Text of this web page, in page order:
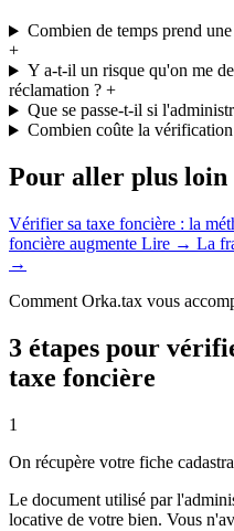
Combien de temps prend
+
Y a-t-il un risque qu'on me
réclamation ? +
Que se passe-t-il si
Combien coûte la
Pour aller plus loin
Vérifier sa taxe foncière : la
foncière augmente Lire → La
→
Comment Orka.tax vous
3 étapes pour
taxe foncière
1
On récupère votre fiche
Le document utilisé par
locative de votre bien. Vous